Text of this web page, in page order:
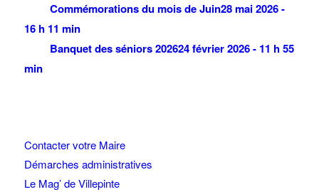
Commémorations du mois de Juin28 mai 2026 -
16 h 11 min
Banquet des séniors 202624 février 2026 - 11 h 55
min
Contacter votre Maire
Démarches administratives
Le Mag’ de Villepinte